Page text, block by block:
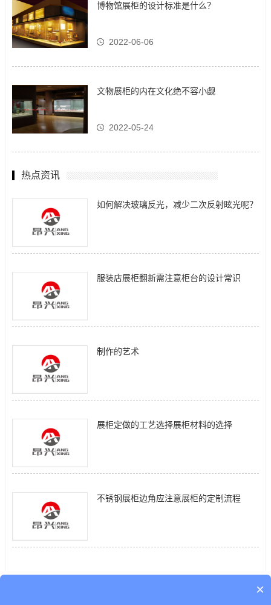
博物馆展柜的设计标准是什么？
2022-06-06
文物展柜的内在文化绝不容小觑
2022-05-24
热点资讯
如何解决玻璃反光，减少二次反射眩光呢？
服装店展柜翻新需注意柜台的设计常识
制作的艺术
展柜定做的工艺选择展柜材料的选择
不锈钢展柜边角应注意展柜的定制流程
×